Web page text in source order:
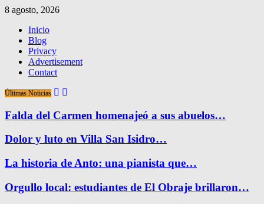
8 agosto, 2026
Inicio
Blog
Privacy
Advertisement
Contact
Últimas Noticias
Falda del Carmen homenajeó a sus abuelos…
Dolor y luto en Villa San Isidro…
La historia de Anto: una pianista que…
Orgullo local: estudiantes de El Obraje brillaron…